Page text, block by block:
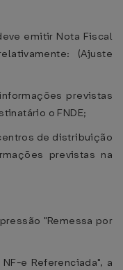
emitir Nota Fiscal
(Ajuste
previstas
o FNDE;
de distribuição
previstas na
"Remessa por
e Referenciada", a